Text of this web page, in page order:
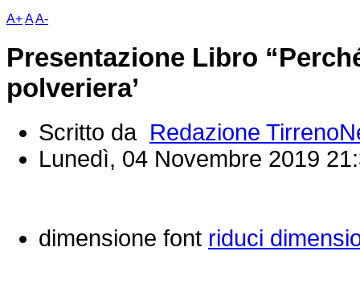
A+AA-
Presentazione Libro
polveriera’
Scritto da Redazione
Lunedì, 04 Novembre 2019
dimensione font riduci